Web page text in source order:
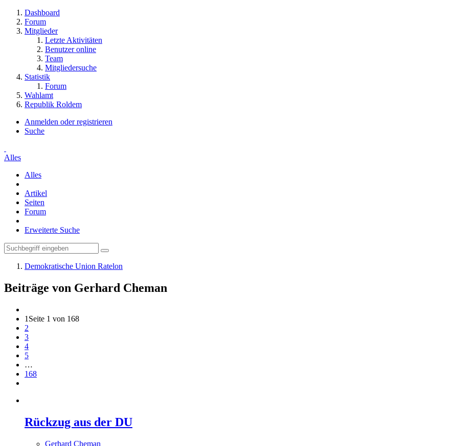
Dashboard
Forum
Mitglieder
Letzte Aktivitäten
Benutzer online
Team
Mitgliedersuche
Statistik
Forum
Wahlamt
Republik Roldem
Anmelden oder registrieren
Suche
Alles
Alles
Artikel
Seiten
Forum
Erweiterte Suche
Demokratische Union Ratelon
Beiträge von Gerhard Cheman
1 Seite 1 von 168
2
3
4
5
…
168
Rückzug aus der DU
Gerhard Cheman